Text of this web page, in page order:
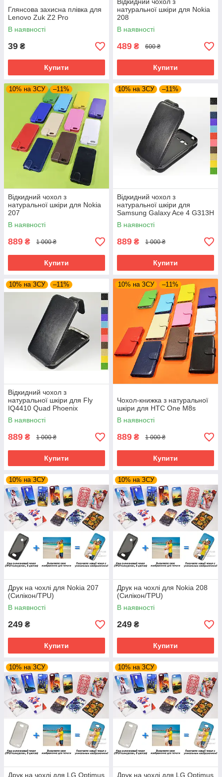
Глянсова захисна плівка для
Lenovo Zuk Z2 Pro
В наявності
39 ₴
Купити
натуральної шкіри для Nokia
208
В наявності
489 ₴ 600 ₴
Купити
10% на ЗСУ –11%
Відкидний чохол з
натуральної шкіри для Nokia
207
В наявності
889 ₴ 1 000 ₴
Купити
10% на ЗСУ –11%
Відкидний чохол з
натуральної шкіри для
Samsung Galaxy Ace 4 G313H
В наявності
889 ₴ 1 000 ₴
Купити
10% на ЗСУ –11%
Відкидний чохол з
натуральної шкіри для Fly
IQ4410 Quad Phoenix
В наявності
889 ₴ 1 000 ₴
Купити
10% на ЗСУ –11%
Чохол-книжка з натуральної
шкіри для HTC One M8s
В наявності
889 ₴ 1 000 ₴
Купити
10% на ЗСУ
Друк на чохлі для Nokia 207
(Силікон/TPU)
В наявності
249 ₴
Купити
10% на ЗСУ
Друк на чохлі для Nokia 208
(Силікон/TPU)
В наявності
249 ₴
Купити
10% на ЗСУ
Друк на чохлі для LG Optimus
10% на ЗСУ
Друк на чохлі для LG Optimus